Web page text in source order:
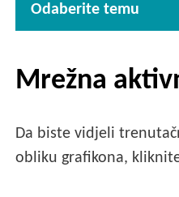
Odaberite temu
Mrežna
Da biste vidjeli
obliku grafikona,